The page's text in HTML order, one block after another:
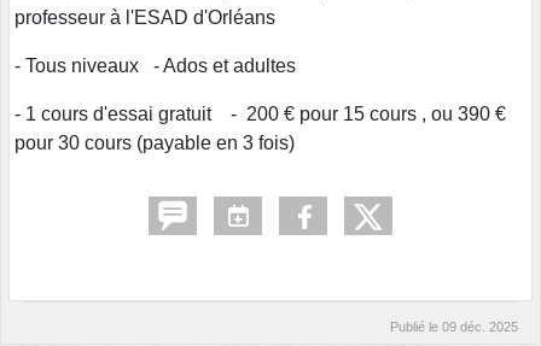
professeur à l'ESAD d'Orléans
- Tous niveaux - Ados et adultes
- 1 cours d'essai gratuit - 200 € pour 15 cours , ou 390 €
pour 30 cours (payable en 3 fois)
Publié le 09 déc. 2025